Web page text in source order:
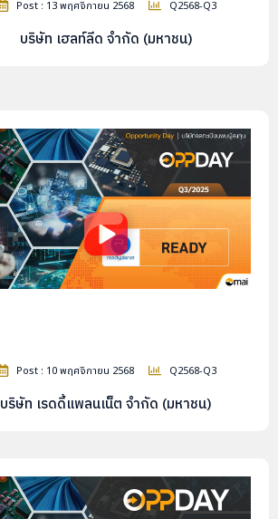
Post : 13 พฤศจิกายน 2568 Q2568-Q3
บริษัท เฮลท์ลีด จำกัด (มหาชน)
Post : 10 พฤศจิกายน 2568 Q2568-Q3
บริษัท เรดดี้แพลนเน็ต จำกัด (มหาชน)